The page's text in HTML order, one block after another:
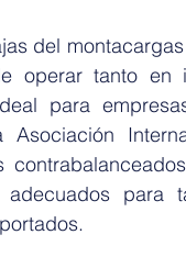
del
operar tanto
para
Asociación
para